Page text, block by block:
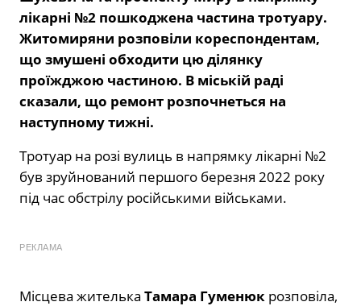
лікарні №2 пошкоджена частина тротуару.
Житомиряни розповіли кореспондентам,
що змушені обходити цю ділянку
проїжджою частиною. В міській раді
сказали, що ремонт розпочнеться на
наступному тижні.
Тротуар на розі вулиць в напрямку лікарні №2
був зруйнований першого березня 2022 року
під час обстрілу російськими військами.
РЕКЛАМА
Місцева жителька Тамара Гуменюк розповіла,